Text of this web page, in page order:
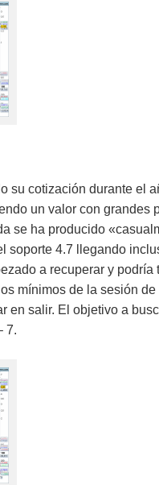
su cotización durante el
un valor con grandes
se ha producido
soporte 4.7 llegando
a recuperar y
mínimos de la sesión
en salir. El objetivo a
7.